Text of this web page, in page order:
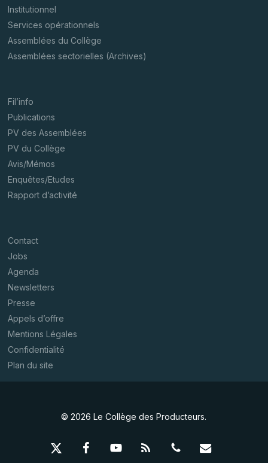
Institutionnel
Services opérationnels
Assemblées du Collège
Assemblées sectorielles (Archives)
Fil’info
Publications
PV des Assemblées
PV du Collège
Avis/Mémos
Enquêtes/Etudes
Rapport d’activité
Contact
Jobs
Agenda
Newsletters
Presse
Appels d’offre
Mentions Légales
Confidentialité
Plan du site
© 2026 Le Collège des Producteurs.
x-
facebookyoutubeRSS phone email